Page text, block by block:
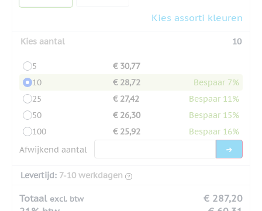
Kies assorti kleuren
Kies aantal 10
5
€ 30,77
10
€ 28,72
Bespaar 7%
25
€ 27,42
Bespaar 11%
50
€ 26,30
Bespaar 15%
100
€ 25,92
Bespaar 16%
Afwijkend aantal
Levertijd: 7-10 werkdagen
Totaal excl. btw
€ 287,20